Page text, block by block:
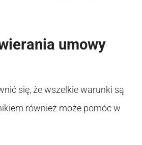
umowy
się, że wszelkie warunki są
również może pomóc w